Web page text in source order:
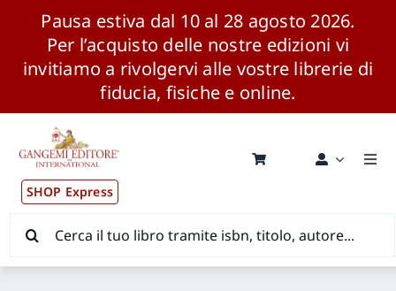
Pausa estiva dal 10 al 28 agosto 2026.
Per l’acquisto delle nostre edizioni vi
invitiamo a rivolgervi alle vostre librerie di
fiducia, fisiche e online.
contenuto
SHOP Express
Pubblicazioni
News ed Eventi
per: